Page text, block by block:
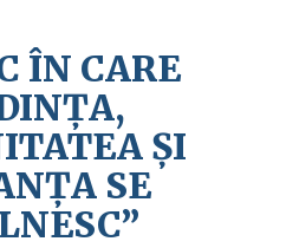
ÎN CARE
ȘI
SE